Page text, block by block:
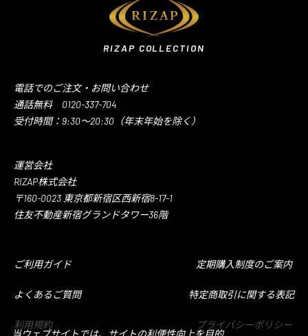
RIZAP COLLECTION
電話でのご注文・お問い合わせ
通話無料 0120-337-704
受付時間：9:30～20:30（年末年始を除く）
運営会社
RIZAP株式会社
〒160-0023 東京都新宿区西新宿8-17-1
住友不動産新宿グランドタワー36階
ご利用ガイド 定期購入制度のご案内
よくあるご質問 特定商取引に関する表記
利用規約 プライバシーポリシー